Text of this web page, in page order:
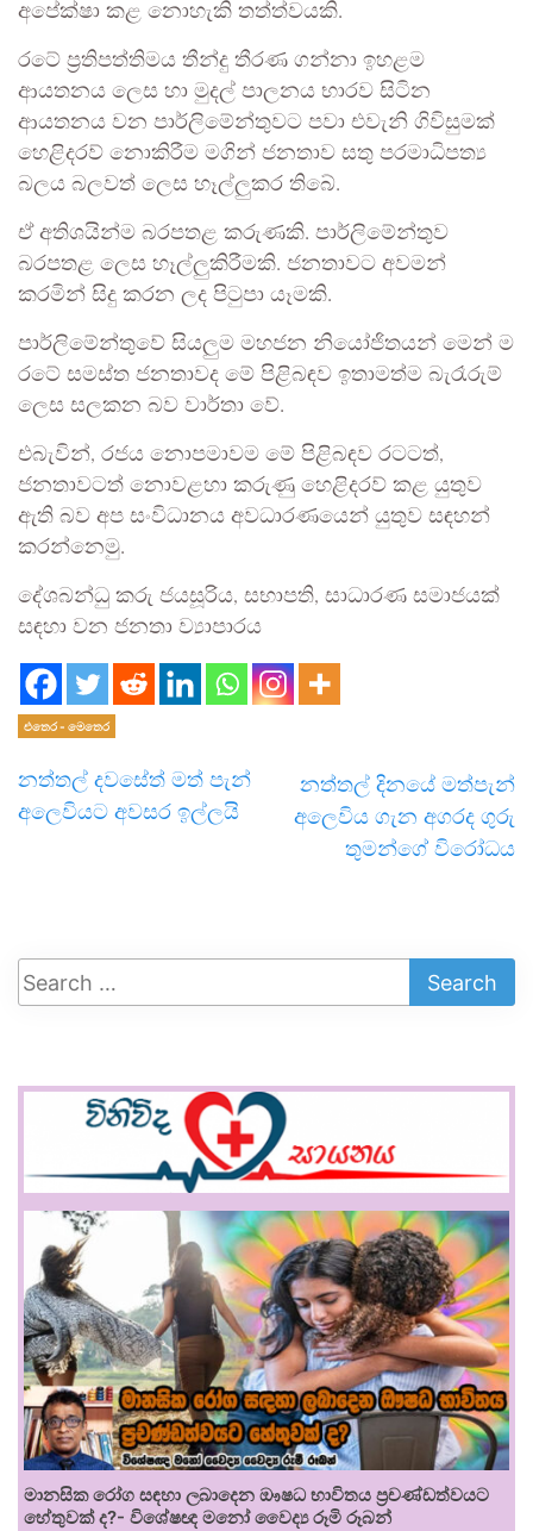
අපේක්ෂා කළ නොහැකි තත්ත්වයකි.
රටේ ප්‍රතිපත්තිමය තීන්දු තීරණ ගන්නා ඉහළම
ආයතනය ලෙස හා මුදල් පාලනය භාරව සිටින
ආයතනය වන පාර්ලිමේන්තුවට පවා එවැනි ගිවිසුමක්
හෙළිදරව් නොකිරීම මගින් ජනතාව සතු පරමාධිපත්‍ය
බලය බලවත් ලෙස හෑල්ලුකර තිබේ.
ඒ අතිශයින්ම බරපතළ කරුණකි. පාර්ලිමේන්තුව
බරපතළ ලෙස හෑල්ලුකිරීමකි. ජනතාවට අවමන්
කරමින් සිදු කරන ලද පිටුපා යෑමකි.
පාර්ලිමේන්තුවේ සියලුම මහජන නියෝජිතයන් මෙන් ම
රටේ සමස්ත ජනතාවද මේ පිළිබඳව ඉතාමත්ම බැරෑරුම්
ලෙස සලකන බව වාර්තා වේ.
එබැවින්, රජය නොපමාවම මේ පිළිබඳව රටටත්,
ජනතාවටත් නොවළහා කරුණු හෙළිදරව් කළ යුතුව
ඇති බව අප සංවිධානය අවධාරණයෙන් යුතුව සඳහන්
කරන්නෙමු.
දේශබන්ධු කරු ජයසූරිය, සභාපති, සාධාරණ සමාජයක්
සඳහා වන ජනතා ව්‍යාපාරය
එතෙර - මෙතෙර
නත්තල් දවසේත් මත් පැන්
අලෙවියට අවසර ඉල්ලයි
නත්තල් දිනයේ මත්පැන්
අලෙවිය ගැන අගරද ගුරු
තුමන්ගේ විරෝධය
මානසික රෝග සඳහා ලබාදෙන ඖෂධ භාවිතය ප්‍රචණ්ඩත්වයට
හේතුවක් ද?- විශේෂඥ මනෝ වෛද්‍ය රූමි රූබන්